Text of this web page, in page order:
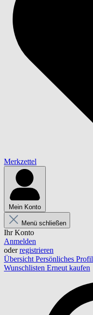
Merkzettel
Mein Konto
Menü schließen
Ihr Konto
Anmelden
oderregistrieren
Übersicht Persönliches Profil
Wunschlisten Erneut kaufen